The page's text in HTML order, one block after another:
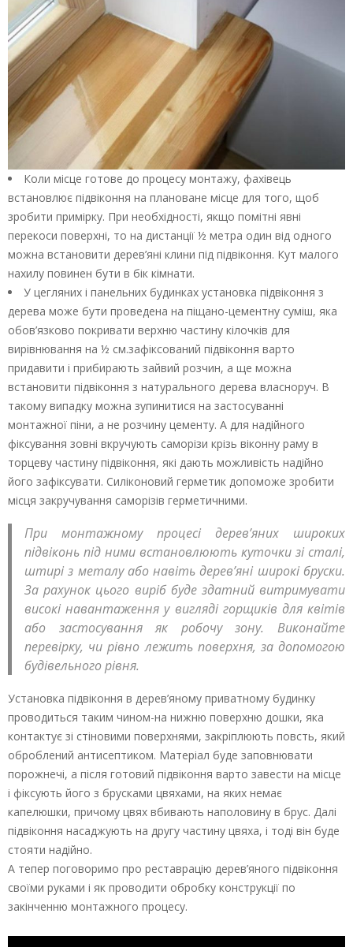
Коли місце готове до процесу монтажу, фахівець
встановлює підвіконня на плановане місце для того, щоб
зробити примірку. При необхідності, якщо помітні явні
перекоси поверхні, то на дистанції ½ метра один від одного
можна встановити дерев’яні клини під підвіконня. Кут малого
нахилу повинен бути в бік кімнати.
У цегляних і панельних будинках установка підвіконня з
дерева може бути проведена на піщано-цементну суміш, яка
обов’язково покривати верхню частину кілочків для
вирівнювання на ½ см.зафіксований підвіконня варто
придавити і прибирають зайвий розчин, а ще можна
встановити підвіконня з натурального дерева власноруч. В
такому випадку можна зупинитися на застосуванні
монтажної піни, а не розчину цементу. А для надійного
фіксування зовні вкручують саморізи крізь віконну раму в
торцеву частину підвіконня, які дають можливість надійно
його зафіксувати. Силіконовий герметик допоможе зробити
місця закручування саморізів герметичними.
При монтажному процесі дерев’яних широких
підвіконь під ними встановлюють куточки зі сталі,
штирі з металу або навіть дерев’яні широкі бруски.
За рахунок цього виріб буде здатний витримувати
високі навантаження у вигляді горщиків для квітів
або застосування як робочу зону. Виконайте
перевірку, чи рівно лежить поверхня, за допомогою
будівельного рівня.
Установка підвіконня в дерев’яному приватному будинку
проводиться таким чином-на нижню поверхню дошки, яка
контактує зі стіновими поверхнями, закріплюють повсть, який
оброблений антисептиком. Матеріал буде заповнювати
порожнечі, а після готовий підвіконня варто завести на місце
і фіксують його з брусками цвяхами, на яких немає
капелюшки, причому цвях вбивають наполовину в брус. Далі
підвіконня насаджують на другу частину цвяха, і тоді він буде
стояти надійно.
А тепер поговоримо про реставрацію дерев’яного підвіконня
своїми руками і як проводити обробку конструкції по
закінченню монтажного процесу.